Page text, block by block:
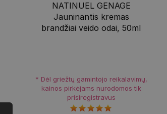
NATINUEL GENAGE
Jauninantis kremas
brandžiai veido odai, 50ml
* Dėl griežtų gamintojo reikalavimų,
kainos pirkėjams nurodomos tik
prisiregistravus